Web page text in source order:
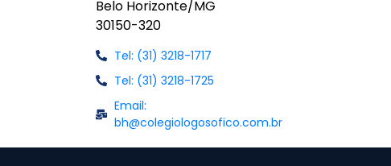
Belo Horizonte/MG
30150-320
Tel: (31) 3218-1717
Tel: (31) 3218-1725
Email:
bh@colegiologosofico.com.br